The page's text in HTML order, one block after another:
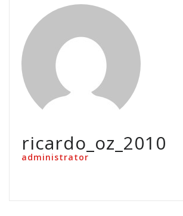
ricardo_oz_2010
administrator